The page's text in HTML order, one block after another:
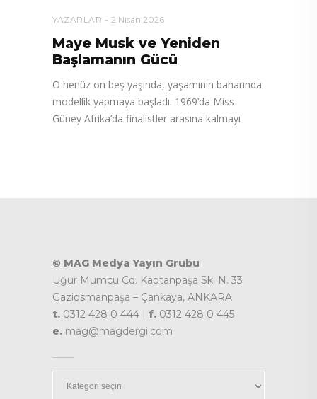
YAZARLAR 2 Nisan 2026
Maye Musk ve Yeniden
Başlamanın Gücü
O henüz on beş yaşında, yaşamının baharında
modellik yapmaya başladı. 1969’da Miss
Güney Afrika’da finalistler arasına kalmayı
© MAG Medya Yayın Grubu
Uğur Mumcu Cd. Kaptanpaşa Sk. N. 33
Gaziosmanpaşa – Çankaya, ANKARA
t. 0312 428 0 444 | f. 0312 428 0 445
e. mag@magdergi.com